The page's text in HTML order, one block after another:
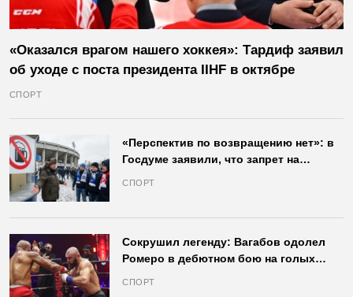
«Оказался врагом нашего хоккея»: Тардиф заявил
об уходе с поста президента IIHF в октябре
СПОРТ
«Перспектив по возвращению нет»: в
Госдуме заявили, что запрет на
СПОРТ
Сокрушил легенду: Вагабов одолел
Ромеро в дебютном бою на голых
СПОРТ